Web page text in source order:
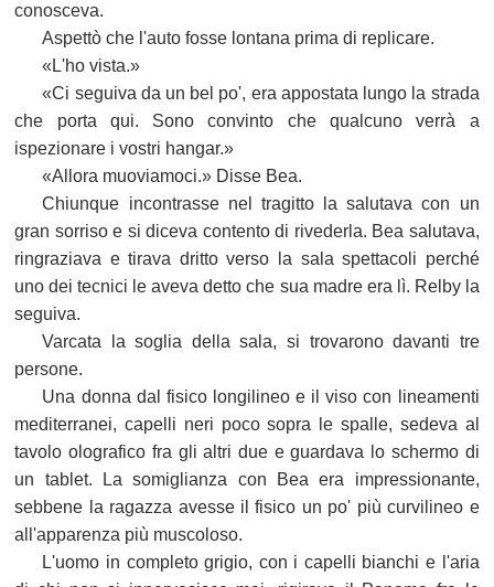
conosceva.
Aspettò che l'auto fosse lontana prima di replicare.
«L'ho vista.»
«Ci seguiva da un bel po', era appostata lungo la strada
che porta qui. Sono convinto che qualcuno verrà a
ispezionare i vostri hangar.»
«Allora muoviamoci.» Disse Bea.
Chiunque incontrasse nel tragitto la salutava con un
gran sorriso e si diceva contento di rivederla. Bea salutava,
ringraziava e tirava dritto verso la sala spettacoli perché
uno dei tecnici le aveva detto che sua madre era lì. Relby la
seguiva.
Varcata la soglia della sala, si trovarono davanti tre
persone.
Una donna dal fisico longilineo e il viso con lineamenti
mediterranei, capelli neri poco sopra le spalle, sedeva al
tavolo olografico fra gli altri due e guardava lo schermo di
un tablet. La somiglianza con Bea era impressionante,
sebbene la ragazza avesse il fisico un po' più curvilineo e
all'apparenza più muscoloso.
L'uomo in completo grigio, con i capelli bianchi e l'aria